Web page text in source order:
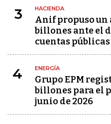
3 HACIENDA
Anif propuso un
billones ante el
cuentas públicas
4 ENERGÍA
Grupo EPM
billones para el
junio de 2026